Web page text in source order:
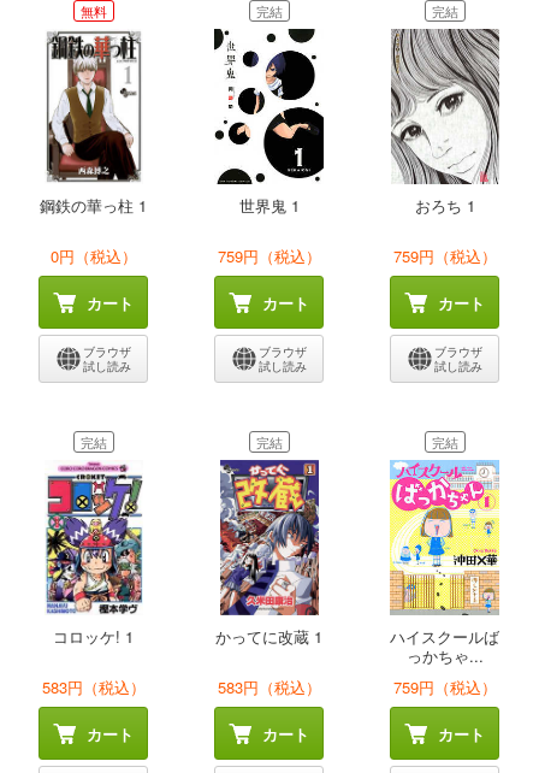
無料
鋼鉄の華っ柱 1
0円（税込）
カート
ブラウザ
試し読み
完結
世界鬼 1
759円（税込）
カート
ブラウザ
試し読み
完結
おろち 1
759円（税込）
カート
ブラウザ
試し読み
完結
コロッケ! 1
583円（税込）
カート
完結
かってに改蔵 1
583円（税込）
カート
完結
ハイスクールば
っかちゃ...
759円（税込）
カート